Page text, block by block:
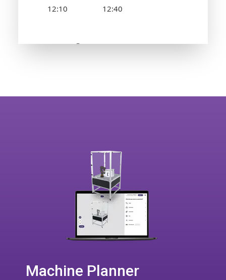
Machine Planner